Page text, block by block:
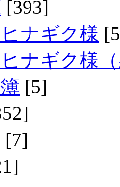
[393]
ナギク様
ナギク様
[5]
[7]